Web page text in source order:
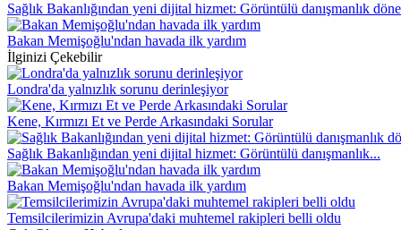
Sağlık Bakanlığından yeni dijital hizmet: Görüntülü danışmanlık
Bakan Memişoğlu'ndan havada ilk yardım
İlginizi Çekebilir
Londra'da yalnızlık sorunu derinleşiyor
Kene, Kırmızı Et ve Perde Arkasındaki Sorular
Sağlık Bakanlığından yeni dijital hizmet: Görüntülü danışmanlık...
Bakan Memişoğlu'ndan havada ilk yardım
Temsilcilerimizin Avrupa'daki muhtemel rakipleri belli oldu